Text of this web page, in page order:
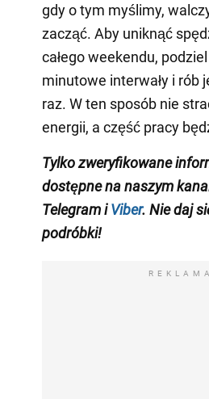
gdy o tym myślimy,
zacząć. Aby uniknąć
całego weekendu,
minutowe interwały i rób
raz. W ten sposób nie
energii, a część pracy
Tylko zweryfikowane
dostępne na naszym
Telegram iViber. Nie daj
podróbki!
REKLAMA